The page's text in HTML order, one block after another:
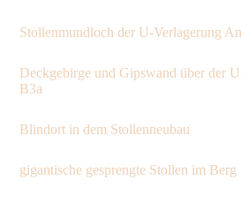
Stollenmundloch der U-Verlagerung
Deckgebirge und Gipswand über der
B3a
Blindort in dem Stollenneubau
gigantische gesprengte Stollen im Berg